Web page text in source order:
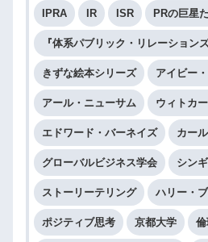
IPRA IR ISR PRの巨星
『体系パブリック・リレーションズ
きずな絵本シリーズ アイビー
アール・ニューサム ウィトカ
エドワード・バーネイズ カー
グローバルビジネス学会 シン
ストーリーテリング ハリー・
ポジティブ思考 京都大学